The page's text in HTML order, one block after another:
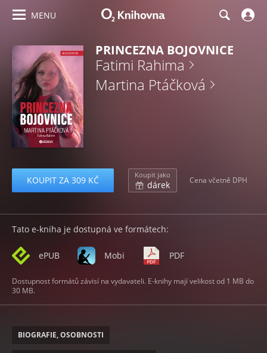
MENU
PRINCEZNA BOJOVNICE
Fatimi Rahima
Martina Ptáčková
KOUPIT ZA 309 KČ Koupit jako
dárek Cena včetně DPH
Tato e-kniha je dostupná ve formátech:
ePUB Mobi PDF
Dostupnost formátů závisí na vydavateli. E-knihy mají velikost od 1 MB do
30 MB.
BIOGRAFIE, OSOBNOSTI